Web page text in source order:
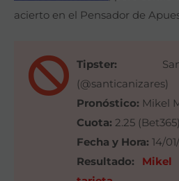
acierto en el Pensador de
Tipster: Santi
(@santicanizares)
Pronóstico: Mikel
Cuota: 2.25
Fecha y Hora: 14/
Resultado:
Mikel